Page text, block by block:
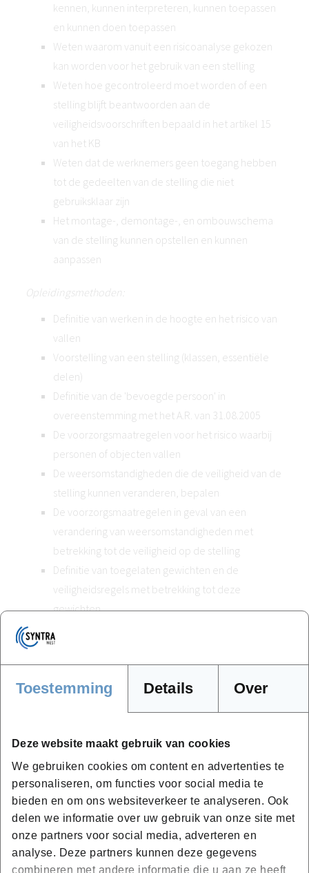
Toestemming Details Over
Deze website maakt gebruik van cookies
We gebruiken cookies om content en advertenties te
personaliseren, om functies voor social media te
bieden en om ons websiteverkeer te analyseren. Ook
delen we informatie over uw gebruik van onze site met
onze partners voor social media, adverteren en
analyse. Deze partners kunnen deze gegevens
combineren met andere informatie die u aan ze heeft
kennen, kunnen interpreteren, kunnen toepassen
en kunnen doen toepassen
Weten waarom vanuit een risicoanalyse gekozen
kan worden voor het gebruik van een stelling
Weten hoe gecontroleerd moet worden of een
stelling blijft beantwoorden aan de
veiligheidsvoorschriften bepaald in het artikel 15
van het KB
Weten dat de werknemers geen toegang hebben
tot de gedeelten van de stelling die niet
gebruiksklaar zijn
Het montage-, demontage-, en ombouwschema
van de stelling kunnen opstellen en kunnen
aanpassen
Opleidingsmethoden:
Definitie van werken in de hoogte en het risico van
vallen
Voorstelling van een stelling (klassen, essentiële
delen)
Definitie van de 'bevoegde persoon' in
overeenstemming met het A.R. van 31.08.2005
De voorzorgsmaatregelen voor het risico waarbij
personen of objecten vallen
De weersomstandigheden die de veiligheid van de
stelling kunnen veranderen, bepalen
De voorzorgsmaatregelen in geval van een
verandering van weersomstandigheden met
betrekking tot de veiligheid op de stelling
Definitie van toegelaten gewichten en de
veiligheidsregels met betrekking tot deze
gewichten
de montage van de fabrikant en de voorstelling
van de controlepunten
Regels voor de montage en het gebruik
Presentatie en uitleg van de handleiding van de
fabrikant van de stelling
Presentatie en uitleg van de berekeningsnota voor
de weerstand en stabiliteit
Praktische toepassingen